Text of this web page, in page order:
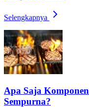
Selengkapnya
Apa Saja
Sempurna?